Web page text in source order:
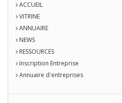
ACCUEIL
VITRINE
ANNUAIRE
NEWS
RESSOURCES
Inscription Entreprise
Annuaire d'entreprises